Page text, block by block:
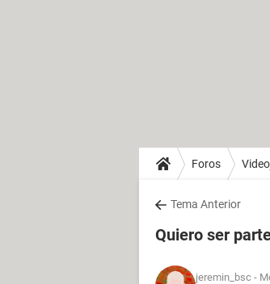
Foros
Tema Anterior
Quiero ser
jeremin_bsc -